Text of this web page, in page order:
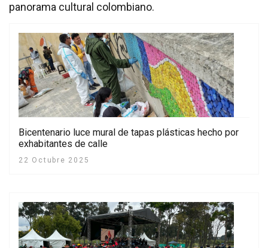
panorama cultural colombiano.
Bicentenario luce mural de tapas plásticas hecho por
exhabitantes de calle
22 Octubre 2025